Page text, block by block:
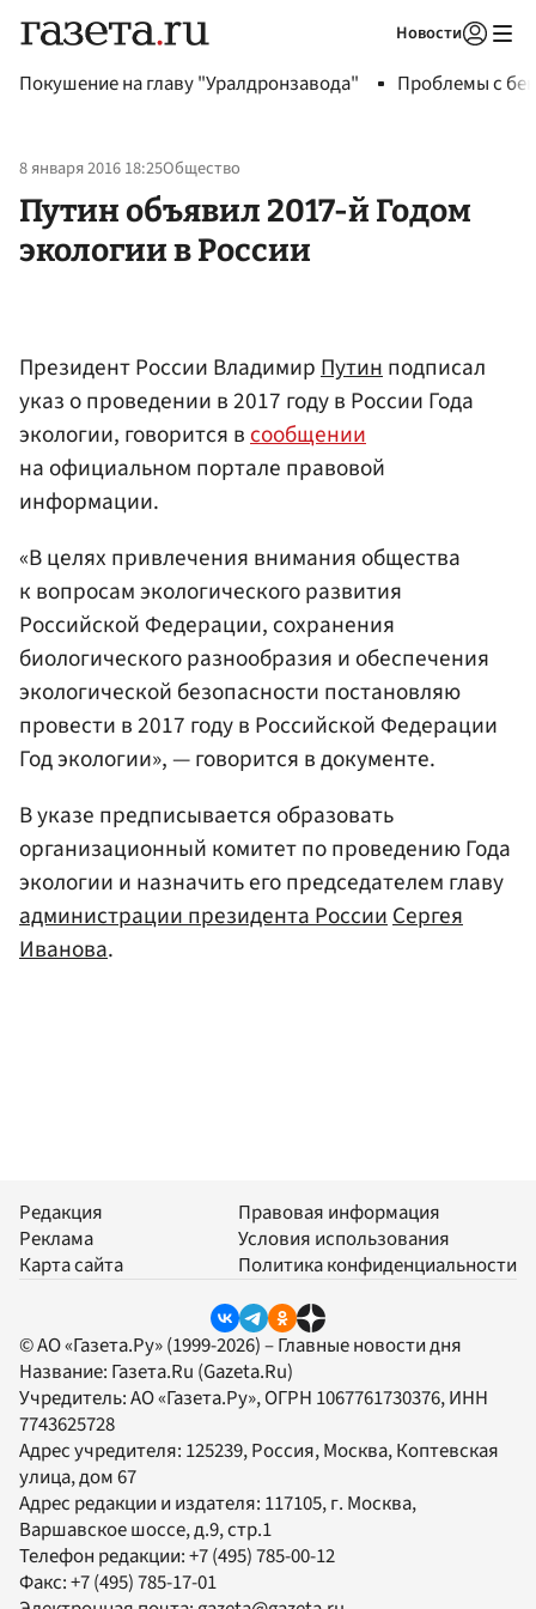
Новости
Покушение на главу "Уралдронзавода" Проблемы с
8 января 2016 18:25Общество
Путин объявил 2017-й Годом
экологии в России
Президент России ВладимирПутинподписал
указ о проведении в 2017 году в России Года
экологии, говорится всообщении
на официальном портале правовой
информации.
«В целях привлечения внимания общества
к вопросам экологического развития
Российской Федерации, сохранения
биологического разнообразия и обеспечения
экологической безопасности постановляю
провести в 2017 году в Российской Федерации
Год экологии», — говорится в документе.
В указе предписывается образовать
организационный комитет по проведению Года
экологии и назначить его председателем главу
администрации президента РоссииСергея
Иванова.
Редакция
Реклама
Карта сайта
Правовая информация
Условия использования
Политика конфиденциальности
© АО «Газета.Ру» (1999-2026) – Главные новости дня
Название: Газета.Ru (Gazeta.Ru)
Учредитель:АО «Газета.Ру», ОГРН 1067761730376, ИНН
7743625728
Адрес учредителя: 125239, Россия, Москва, Коптевская
улица, дом 67
Адрес редакции и издателя: 117105, г. Москва,
Варшавское шоссе, д.9, стр.1
Телефон редакции:+7 (495) 785-00-12
Факс:+7 (495) 785-17-01